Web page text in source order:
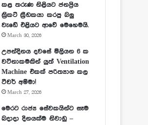
කළ තරුණ නිළියට ජනප්‍රිය
ක්‍රිකට් ක්‍රීඩකයා කරපු බලු
වැඩේ එළියට ආවේ මෙහෙමයි.
March 30, 2026
උපන්දිනය දවසේ මිලියන 6 ක
වටිනාකමකින් යුත් Ventilation
Machine එකක් පරිත්‍යාග කල
ටීචර් අම්මා!
March 27, 2026
මෙරට රාජ්‍ය සේවකයින්ට සෑම
බදාදා දිනයක්ම නිවාඩු –